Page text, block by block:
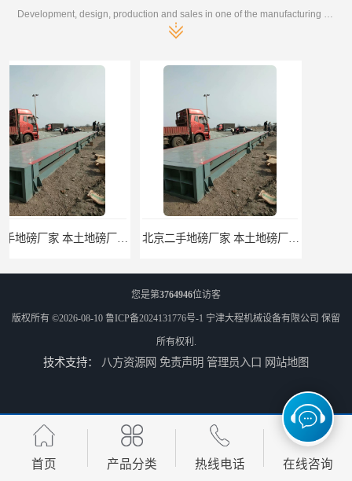
北京二手地磅厂家 本土地磅厂100秒报价
滨州二手地磅价格 价格优惠 潍坊旧地磅出售 厂家直销
您是第3764946位访客
版权所有 ©2026-08-10 鲁ICP备2024131776号-1 宁津大程机械设备有限公司 保留
所有权利.
技术支持： 八方资源网 免责声明 管理员入口 网站地图
首页 产品分类 热线电话 在线咨询